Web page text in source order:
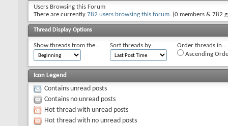
Users Browsing this Forum
There are currently 782 users browsing this forum. (0 members & 782
Thread Display Options
Show threads from the... Sort threads by:
Order threads in...
Ascending
Icon Legend
Contains unread posts
Contains no unread posts
Hot thread with unread posts
Hot thread with no unread posts